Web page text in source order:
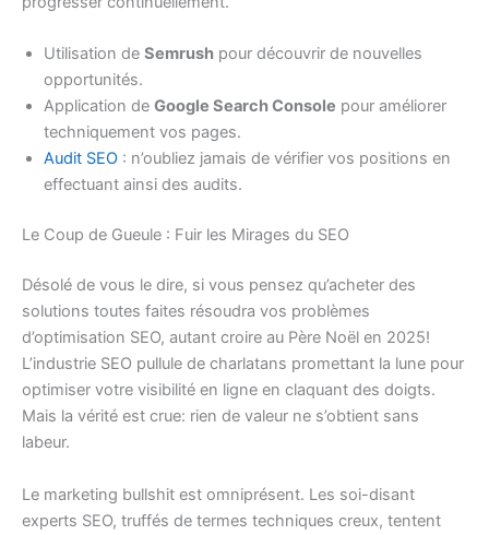
Utilisation de Semrush pour découvrir de nouvelles
opportunités.
Application de Google Search Console pour améliorer
techniquement vos pages.
Audit SEO : n’oubliez jamais de vérifier vos positions en
effectuant ainsi des audits.
Le Coup de Gueule : Fuir les Mirages du SEO
Désolé de vous le dire, si vous pensez qu’acheter des
solutions toutes faites résoudra vos problèmes
d’optimisation SEO, autant croire au Père Noël en 2025!
L’industrie SEO pullule de charlatans promettant la lune pour
optimiser votre visibilité en ligne en claquant des doigts.
Mais la vérité est crue: rien de valeur ne s’obtient sans
labeur.
Le marketing bullshit est omniprésent. Les soi-disant
experts SEO, truffés de termes techniques creux, tentent